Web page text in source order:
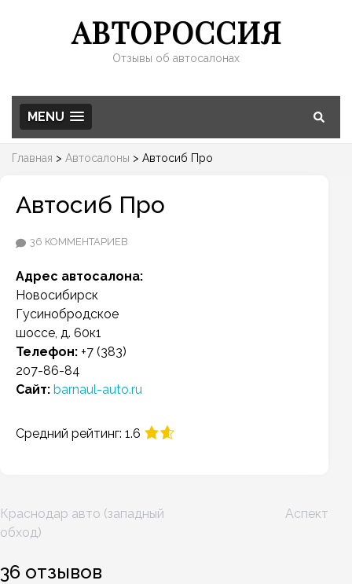
АВТОРОССИЯ
Отзывы об автосалонах
MENU
Главная > Автосалоны > Автосиб Про
Автосиб Про
36 КОММЕНТАРИЕВ
АВТОСИБ
Адрес автосалона:
Новосибирск
Гусинобродское
шоссе, д. 60к1
Телефон: +7 (383)
207-86-84
Сайт: barnaul-auto.ru
Средний рейтинг: 1.6
Навигация
по
Краснодар авто (западный
обход)
Аспект
36 отзывов